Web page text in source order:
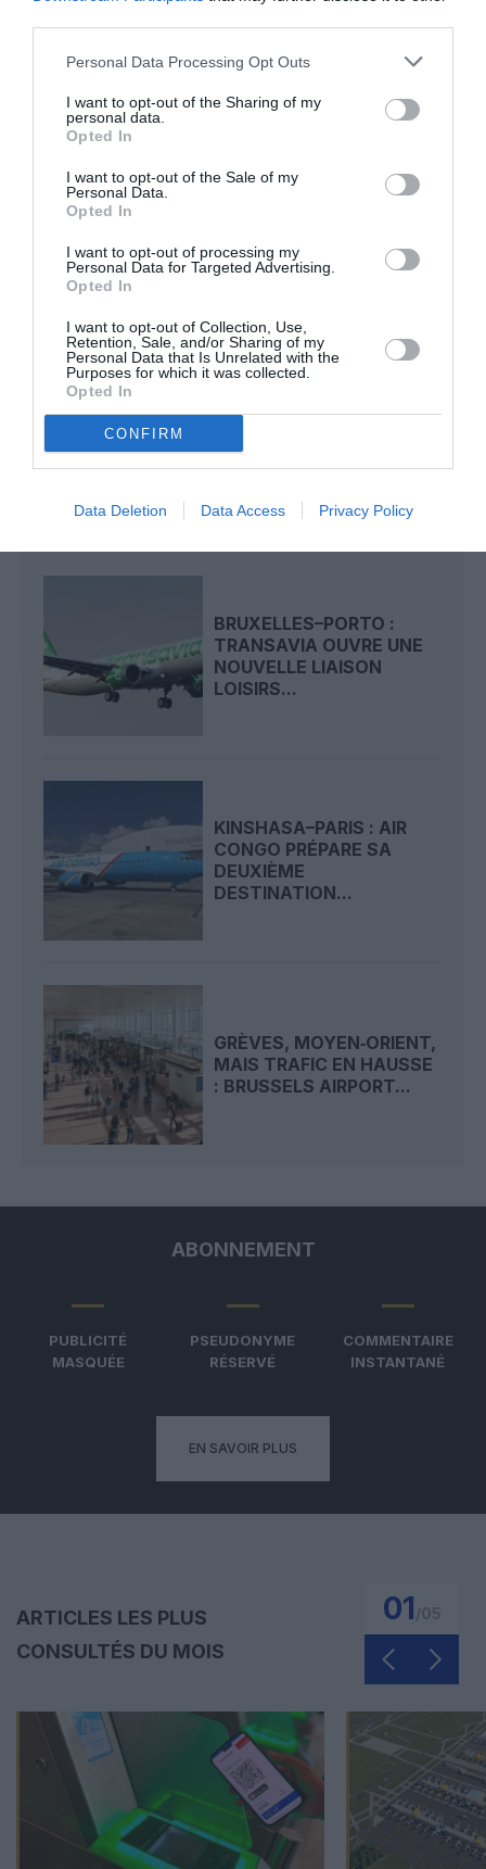
Personal Data Processing Opt Outs
I want to opt-out of the Sharing of my
personal data.
Opted In
I want to opt-out of the Sale of my
Personal Data.
Opted In
I want to opt-out of processing my
Personal Data for Targeted Advertising.
Opted In
I want to opt-out of Collection, Use,
Retention, Sale, and/or Sharing of my
Personal Data that Is Unrelated with the
Purposes for which it was collected.
Opted In
CONFIRM
Data Deletion Data Access Privacy Policy
DERNIERS COMMENTAIRES
Aviationa commenté l'article :
Pointe‑à‑Pitre – Panama City : Air France ouvre un pont
Pointe‑à‑Pitre – Panama City : Air France ouvre un pont
aérien vers l’Amérique latine
brussels airport bruxelles
BRUXELLES–PORTO :
TRANSAVIA OUVRE UNE
NOUVELLE LIAISON
LOISIRS...
KINSHASA–PARIS : AIR
CONGO PRÉPARE SA
DEUXIÈME
DESTINATION...
GRÈVES, MOYEN‑ORIENT,
MAIS TRAFIC EN HAUSSE
: BRUSSELS AIRPORT...
ABONNEMENT
PUBLICITÉ
MASQUÉE
PSEUDONYME
RÉSERVÉ
COMMENTAIRE
INSTANTANÉ
EN SAVOIR PLUS
ARTICLES LES PLUS
CONSULTÉS DU MOIS
01